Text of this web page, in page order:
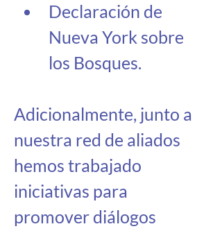
Declaración de
Nueva York sobre
los Bosques.
Adicionalmente, junto a
nuestra red de aliados
hemos trabajado
iniciativas para
promover diálogos